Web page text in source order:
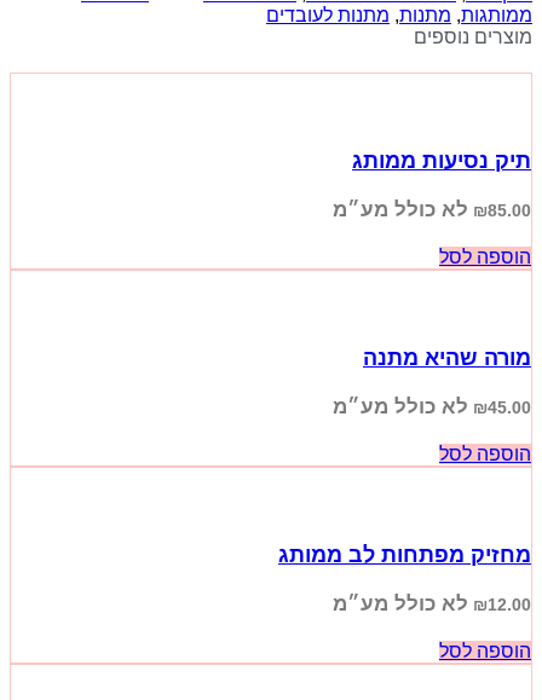
ממותגות, מתנות, מתנות לעובדים
מוצרים נוספים
תיק נסיעות ממותג
₪85.00 לא כולל מע״מ
הוספה לסל
מורה שהיא מתנה
₪45.00 לא כולל מע״מ
הוספה לסל
מחזיק מפתחות לב ממותג
₪12.00 לא כולל מע״מ
הוספה לסל